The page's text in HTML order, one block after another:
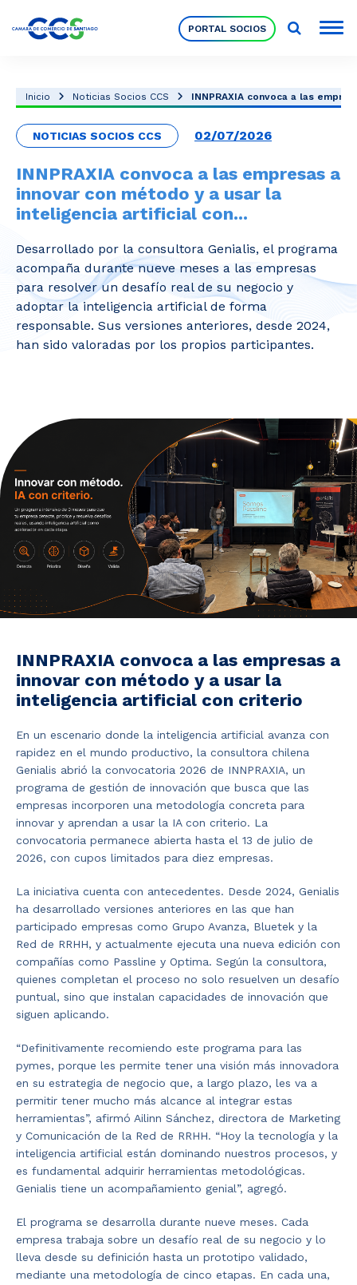
PORTAL SOCIOS
Nuestra Institución
Pilares Estratégicos
Comités de Trabajo
Eventos
CAM Santiago
Unidades de Servicios
Inicio Noticias Socios CCS INNPRAXIA convoca a las
NOTICIAS SOCIOS CCS 02/07/2026
INNPRAXIA convoca a las empresas a
innovar con método y a usar la
inteligencia artificial con...
Desarrollado por la consultora Genialis, el programa
acompaña durante nueve meses a las empresas
para resolver un desafío real de su negocio y
adoptar la inteligencia artificial de forma
responsable. Sus versiones anteriores, desde 2024,
han sido valoradas por los propios participantes.
INNPRAXIA convoca a las empresas a
innovar con método y a usar la
inteligencia artificial con criterio
En un escenario donde la inteligencia artificial avanza con
rapidez en el mundo productivo, la consultora chilena
Genialis abrió la convocatoria 2026 de INNPRAXIA, un
programa de gestión de innovación que busca que las
empresas incorporen una metodología concreta para
innovar y aprendan a usar la IA con criterio. La
convocatoria permanece abierta hasta el 13 de julio de
2026, con cupos limitados para diez empresas.
La iniciativa cuenta con antecedentes. Desde 2024, Genialis
ha desarrollado versiones anteriores en las que han
participado empresas como Grupo Avanza, Bluetek y la
Red de RRHH, y actualmente ejecuta una nueva edición con
compañías como Passline y Optima. Según la consultora,
quienes completan el proceso no solo resuelven un desafío
puntual, sino que instalan capacidades de innovación que
siguen aplicando.
“Definitivamente recomiendo este programa para las
pymes, porque les permite tener una visión más innovadora
en su estrategia de negocio que, a largo plazo, les va a
permitir tener mucho más alcance al integrar estas
herramientas”, afirmó Ailinn Sánchez, directora de Marketing
y Comunicación de la Red de RRHH. “Hoy la tecnología y la
inteligencia artificial están dominando nuestros procesos, y
es fundamental adquirir herramientas metodológicas.
Genialis tiene un acompañamiento genial”, agregó.
El programa se desarrolla durante nueve meses. Cada
empresa trabaja sobre un desafío real de su negocio y lo
lleva desde su definición hasta un prototipo validado,
mediante una metodología de cinco etapas. En cada una,